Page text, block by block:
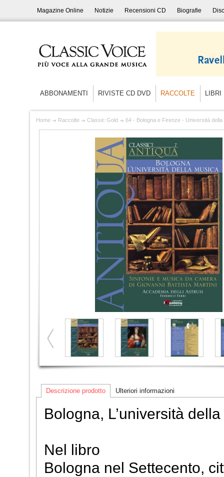
Magazine Online Notizie Recensioni CD Biografie
ABBONAMENTI RIVISTE CD DVD RACCOLTE LIBRI
Home Raccolte Classic Gold 64 - Bologna e Firenze - Università della
Descrizione prodotto Ulteriori informazioni
Bologna, L’università
Nel libro
Bologna nel Settecento,